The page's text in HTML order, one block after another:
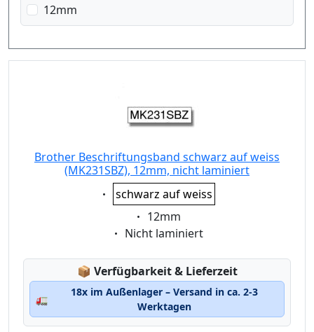
12mm
Brother Beschriftungsband schwarz auf weiss
(MK231SBZ), 12mm, nicht laminiert
Eigenschaft:
schwarz auf weiss
Eigenschaft:
12mm
Eigenschaft:
Nicht laminiert
📦 Lagerstatus:
Verfügbarkeit & Lieferzeit
🚛
18x im Außenlager – Versand in ca. 2-3
Werktagen